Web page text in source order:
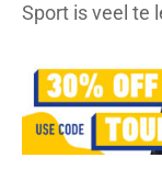
Sport is veel te